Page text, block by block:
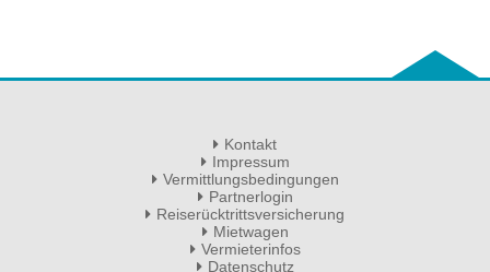
Kontakt
Impressum
Vermittlungsbedingungen
Partnerlogin
Reiserücktrittsversicherung
Mietwagen
Vermieterinfos
Datenschutz